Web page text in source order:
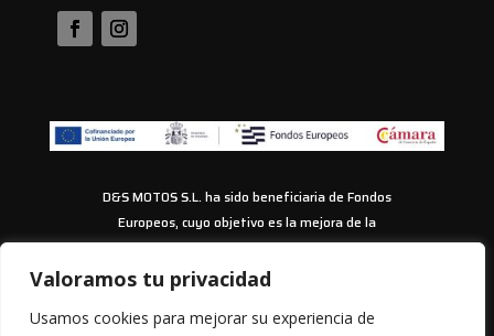
Valoramos tu privacidad
Usamos cookies para mejorar su experiencia de
D&S MOTOS S.L. ha sido beneficiaria de Fondos
Europeos, cuyo objetivo es la mejora de la
competitividad de las PYMES, y gracias al cual ha
puesto en marcha un Plan de Acción con el objetivo
la competitividad de las pymes durante los años